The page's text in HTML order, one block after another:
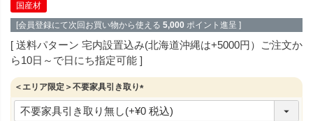
国産材
[会員登録にて次回お買い物から使える 5,000 ポイント進呈 ]
送料パターン 宅内設置込み(北海道沖縄は+5000円）ご注文か
ら10日～で日にち指定可能
＜エリア限定＞不要家具引き取り
(
必